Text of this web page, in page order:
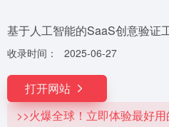
基于人工智能的SaaS创意验证
收录时间： 2025-06-27
打开网站
>>火爆全球！立即体验最好